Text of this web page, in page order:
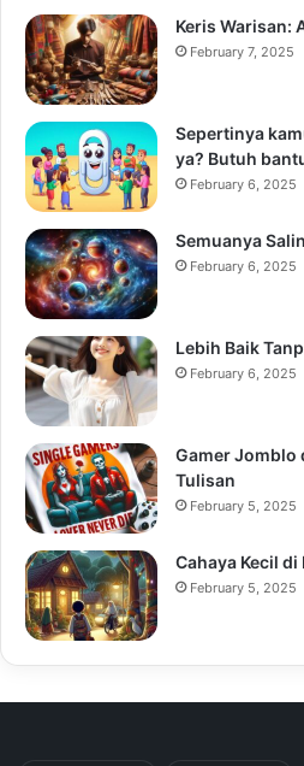
Keris Warisan:
February 7, 2025
Sepertinya
ya? Butuh
February 6, 2025
Semuanya
February 6, 2025
Lebih Baik
February 6, 2025
Gamer Jomblo
Tulisan
February 5, 2025
Cahaya Kecil di
February 5, 2025